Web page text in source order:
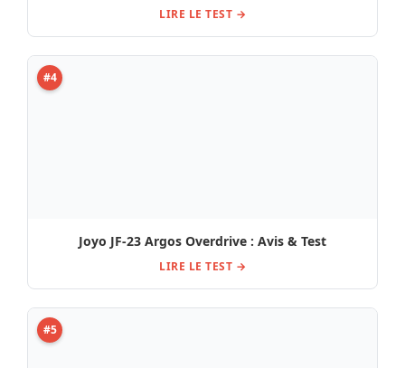
LIRE LE TEST →
#4
Joyo JF-23 Argos Overdrive : Avis & Test
LIRE LE TEST →
#5